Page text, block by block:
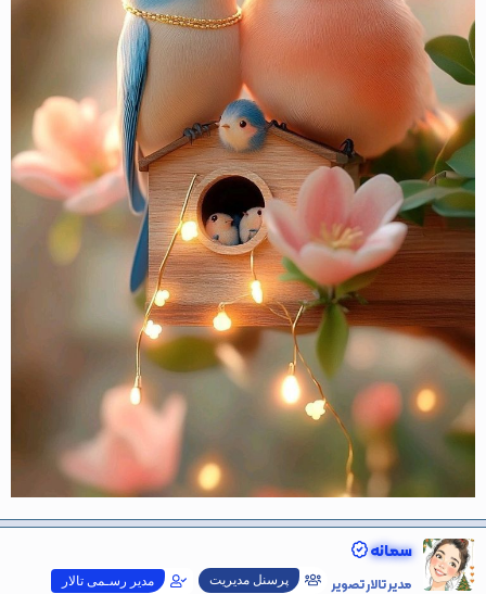
سمانه
مدیر تالار تصویر پرسنل مدیریت مدیر رسـمی تالار